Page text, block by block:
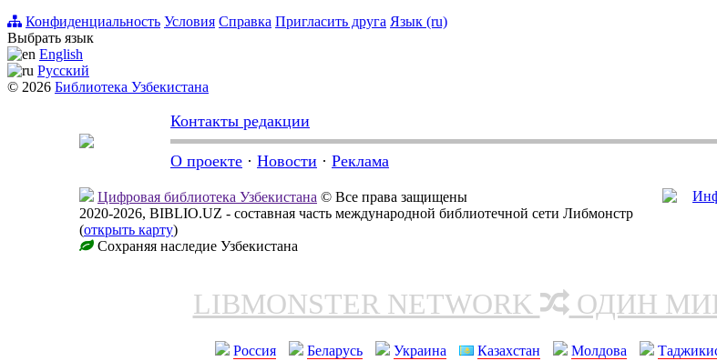
Конфиденциальность Условия Справка Пригласить друга Язык (ru)
Выбрать язык
English
Русский
© 2026 Библиотека Узбекистана
Контакты редакции
О проекте · Новости · Реклама
Цифровая библиотека Узбекистана © Все права защищены
2020-2026, BIBLIO.UZ - составная часть международной библиотечной сети Либмонстр
(открыть карту)
Сохраняя наследие Узбекистана
LIBMONSTER NETWORK ОДИН
Россия Беларусь Украина Казахстан Молдова